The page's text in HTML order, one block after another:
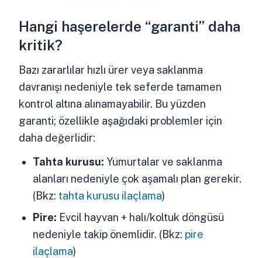
Hangi haşerelerde “garanti” daha
kritik?
Bazı zararlılar hızlı ürer veya saklanma
davranışı nedeniyle tek seferde tamamen
kontrol altına alınamayabilir. Bu yüzden
garanti; özellikle aşağıdaki problemler için
daha değerlidir:
Tahta kurusu: Yumurtalar ve saklanma
alanları nedeniyle çok aşamalı plan gerekir.
(Bkz: tahta kurusu ilaçlama)
Pire: Evcil hayvan + halı/koltuk döngüsü
nedeniyle takip önemlidir. (Bkz: pire
ilaçlama)